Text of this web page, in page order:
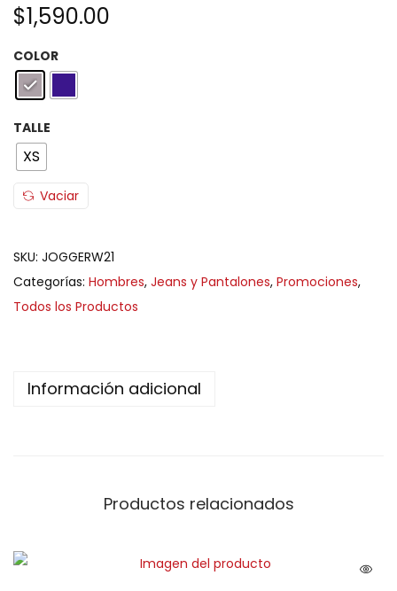
$1,590.00
COLOR
TALLE
XS
Vaciar
SKU: JOGGERW21
Categorías: Hombres, Jeans y Pantalones, Promociones,
Todos los Productos
Información adicional
Productos relacionados